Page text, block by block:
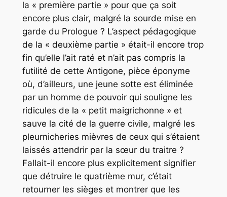
la « première partie » pour que ça soit
encore plus clair, malgré la sourde mise en
garde du Prologue ? L’aspect pédagogique
de la « deuxième partie » était-il encore trop
fin qu’elle l’ait raté et n’ait pas compris la
futilité de cette Antigone, pièce éponyme
où, d’ailleurs, une jeune sotte est éliminée
par un homme de pouvoir qui souligne les
ridicules de la « petit maigrichonne » et
sauve la cité de la guerre civile, malgré les
pleurnicheries mièvres de ceux qui s’étaient
laissés attendrir par la sœur du traitre ?
Fallait-il encore plus explicitement signifier
que détruire le quatrième mur, c’était
retourner les sièges et montrer que les